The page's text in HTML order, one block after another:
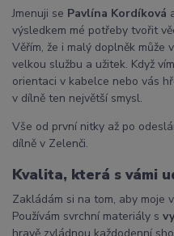
Jmenuji se Pavlína Kordíková
výsledkem mé potřeby tvořit
Věřím, že i malý doplněk může
velkou službu a užitek. Když
orientaci v kabelce nebo vás
v dílně ten největší smysl.
Vše od první nitky až po
dílně v Zelenči.
Kvalita, která s vámi
Zakládám si na tom, aby moje
Používám svrchní materiály s